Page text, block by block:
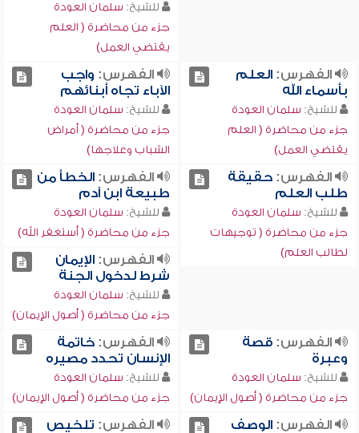
للشيخ: سلمان العودة
جزء من محاضرة ( العلم
يقتضي العمل)
الفهرس:العلم
بأسماء الله
للشيخ: سلمان العودة
جزء من محاضرة ( العلم
يقتضي العمل)
الفهرس: واجب
الآباء تجاه أبنائهم
للشيخ: سلمان العودة
جزء من محاضرة ( أمراض
الشباب وعلاجها)
الفهرس:حقيقة
طلب العلم
للشيخ: سلمان العودة
جزء من محاضرة ( توجيهات
لطالب العلم)
الفهرس:الخطأ من
طبيعة ابن آدم
للشيخ: سلمان العودة
جزء من محاضرة ( أستغفر الله)
الفهرس:الإيمان
شرط لدخول الجنة
للشيخ: سلمان العودة
جزء من محاضرة ( أصول الإيمان)
الفهرس:قصة
وعبرة
للشيخ: سلمان العودة
جزء من محاضرة ( أصول الإيمان)
الفهرس:خاتمة
الإنسان تحدد مصيره
للشيخ: سلمان العودة
جزء من محاضرة ( أصول الإيمان)
الفهرس:الوصف
الفهرس: تلخيص